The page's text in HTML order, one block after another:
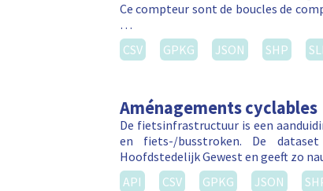
Ce compteur sont de boucles de
…
CSV
GPKG JSON SHP
Aménagements cyclables
De fietsinfrastructuur is een
en fiets-/busstroken. De
Hoofdstedelijk Gewest en geeft zo
API
CSV GPKG JSON